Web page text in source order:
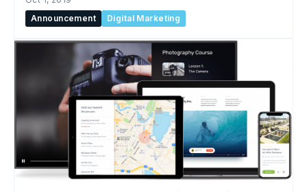
Announcement Digital Marketing